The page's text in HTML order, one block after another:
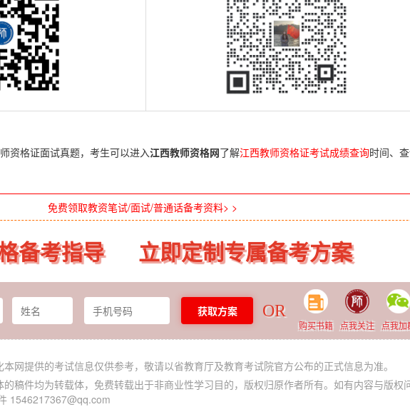
格证面试真题，考生可以进入江西教师资格网了解江西教师资格证考试成绩查询时间、
免费领取教资笔试/面试/普通话备考资料> >
备考指导 立即定制专属备考方案
OR
购买书籍 点我关注 点我加
网提供的考试信息仅供参考，敬请以省教育厅及教育考试院官方公布的正式信息为准。
稿件均为转载体，免费转载出于非商业性学习目的，版权归原作者所有。如有内容与版权
1546217367@qq.com
（中学）综合素质教学知识与能力 （小学）综合素质+教学